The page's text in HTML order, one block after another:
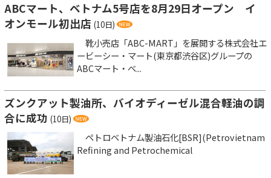
ABCマート、ベトナム5号店を8月29日オープン イ
オンモール初出店 (10日)
靴小売店「ABC-MART」を展開する株式会社エ
ービーシー・マート(東京都渋谷区)グループの
ABCマート・ベ...
ズンクアット製油所、バイオディーゼル混合軽油の調
合に成功 (10日)
ペトロベトナム製油石化[BSR](Petrovietnam
Refining and Petrochemical